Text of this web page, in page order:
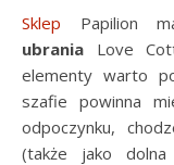
Sklep Papilion
ubrania Love
elementy warto
szafie powinna
odpoczynku,
(także jako